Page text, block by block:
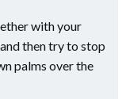
with your
then try to stop
palms over the